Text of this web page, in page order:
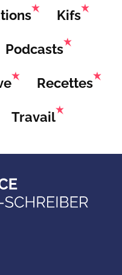
Kifs
Podcasts
Recettes
Travail